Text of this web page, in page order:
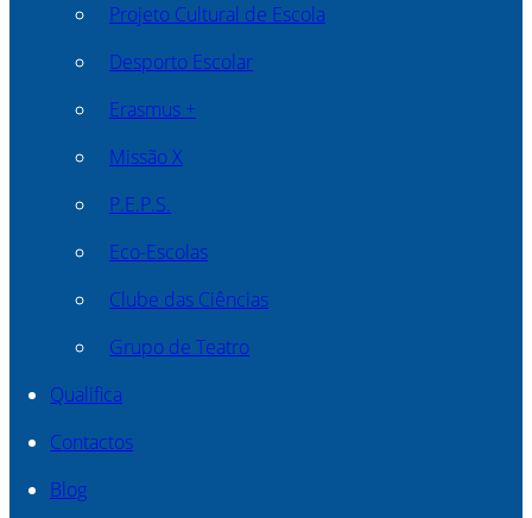
Projeto Cultural de Escola
Desporto Escolar
Erasmus +
Missão X
P.E.P.S.
Eco-Escolas
Clube das Ciências
Grupo de Teatro
Qualifica
Contactos
Blog